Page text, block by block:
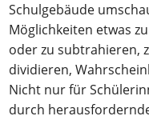
Schulgebäude
Möglichkeiten etwas
oder zu subtrahieren,
dividieren,
Nicht nur für
durch